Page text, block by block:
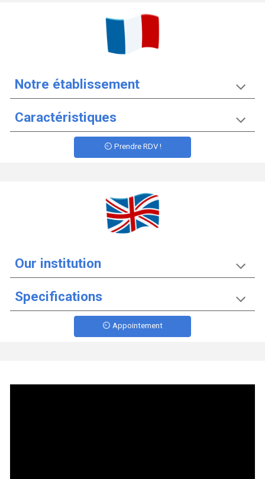
Notre établissement
Caractéristiques
⏲️ Prendre RDV !
Our institution
Specifications
⏲️ Appointement